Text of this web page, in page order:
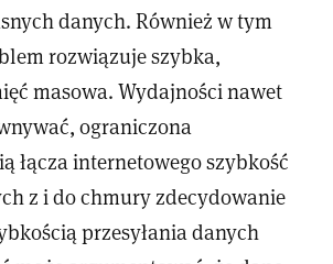
danych. Również w tym
rozwiązuje szybka,
masowa. Wydajności nawet
ograniczona
łącza internetowego szybkość
z i do chmury zdecydowanie
przesyłania danych